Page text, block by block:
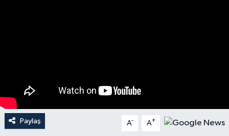
Paylaş A- A+
Hava Durumu
Kadın